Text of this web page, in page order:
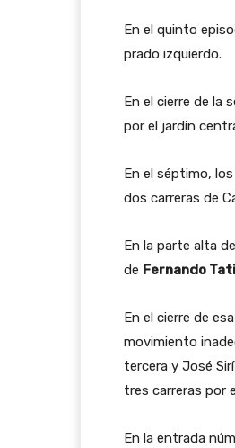
En el quinto
prado izquierdo.
En el cierre de la
por el jardín
En el séptimo,
dos carreras de
En la parte alta
de Fernando
En el cierre de
movimiento
tercera y José
tres carreras por
En la entrada